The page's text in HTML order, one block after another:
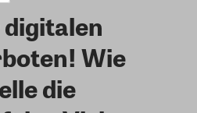
Wie
die